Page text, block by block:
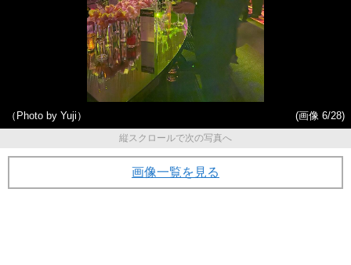
（Photo by Yuji）
(画像 6/28)
縦スクロールで次の写真へ
画像一覧を見る